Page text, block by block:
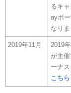
るキ
ayボ
なり
2019年11月
2019
が主
ーナ
こちら